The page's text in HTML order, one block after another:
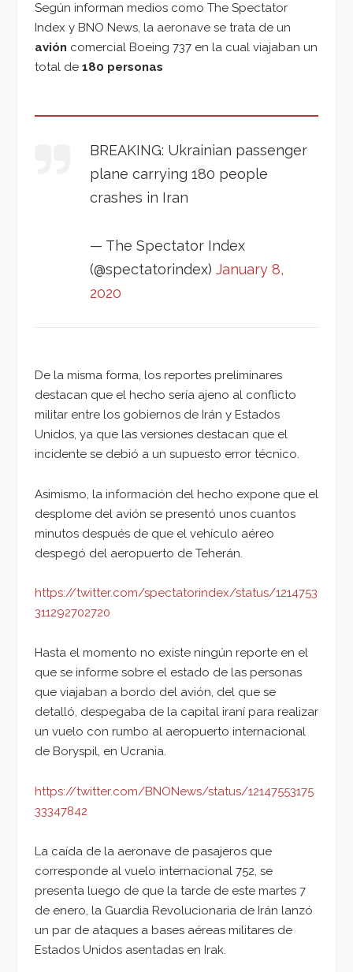
Según informan medios como The Spectator
Index y BNO News, la aeronave se trata de un
avión comercial Boeing 737 en la cual viajaban un
total de 180 personas
BREAKING: Ukrainian passenger
plane carrying 180 people
crashes in Iran
— The Spectator Index
(@spectatorindex) January 8,
2020
De la misma forma, los reportes preliminares
destacan que el hecho sería ajeno al conflicto
militar entre los gobiernos de Irán y Estados
Unidos, ya que las versiones destacan que el
incidente se debió a un supuesto error técnico.
Asimismo, la información del hecho expone que el
desplome del avión se presentó unos cuantos
minutos después de que el vehículo aéreo
despegó del aeropuerto de Teherán.
https://twitter.com/spectatorindex/status/1214753
311292702720
Hasta el momento no existe ningún reporte en el
que se informe sobre el estado de las personas
que viajaban a bordo del avión, del que se
detalló, despegaba de la capital iraní para realizar
un vuelo con rumbo al aeropuerto internacional
de Boryspil, en Ucrania.
https://twitter.com/BNONews/status/12147553175
33347842
La caída de la aeronave de pasajeros que
corresponde al vuelo internacional 752, se
presenta luego de que la tarde de este martes 7
de enero, la Guardia Revolucionaria de Irán lanzó
un par de ataques a bases aéreas militares de
Estados Unidos asentadas en Irak.